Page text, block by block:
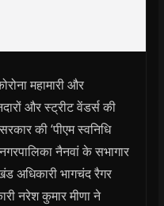
महामारी और
और स्ट्रीट वेंडर्स की
की ‘पीएम स्वनिधि
नैनवां के सभागार
अधिकारी भागचंद रैगर
नरेश कुमार मीणा ने